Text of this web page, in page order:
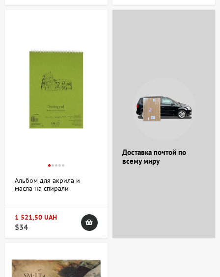
Альбом для акрила и
масла на спирали
1 521,50 UAH
$34
Доставка почтой по
всему миру